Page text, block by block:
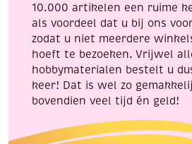
10.000 artikelen een ruime
als voordeel dat u bij ons
zodat u niet meerdere
hoeft te bezoeken. Vrijwel
hobbymaterialen bestelt u
keer! Dat is wel zo
bovendien veel tijd én geld!